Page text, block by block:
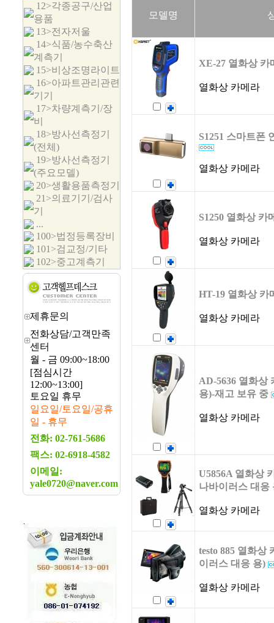
12>각종공구/산업
용품
13>전자저울
14>식품/농수축산
계측기
15>비상조명라이트
16>아파트관리관련
기기
17>차량계측기/장
비
18>방사선측정기
(전체)
19>방사선측정기
(주요모델)
20>생활용품측정기
21>의료기기/검사
기
...
100>법정등록장비
101>검교정/기타
102>중고계측기
제휴문의
전화상담/고객만족
센터
월 - 금 09:00~18:00
[점심시간
12:00~13:00]
토요일 휴무
일요일/토요일/공휴
일 - 휴무
전화: 02-761-5686
팩스: 02-6918-4582
이메일:
yale0720@naver.com
모델명
XE-27 열화상 카
열화상 카메라
S1251 스마트폰
열화상 카메라
S1250 열화상 카
열화상 카메라
HT-19 열화상 카
열화상 카메라
AD-5636 열화상
용)-재고 보유 중
열화상 카메라
U5856A 열화상
나바이러스 대응
열화상 카메라
testo 885 열화상
이러스 대응 용)
열화상 카메라